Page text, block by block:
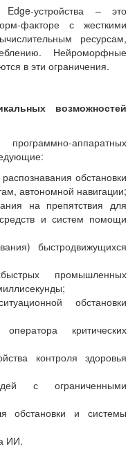
устройства – это
факторе с жесткими
ресурсам,
Нейроморфные
в эти ограничения.
возможностей
аппаратных
обстановки
автономной навигации;
на препятствия для
и систем помощи
быстродвижущихся
промышленных
обстановки
критических
контроля здоровья
с ограниченными
обстановки и системы
ИИ.